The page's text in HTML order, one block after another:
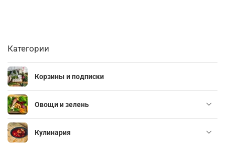
Категории
Корзины и подписки
Овощи и зелень
Кулинария